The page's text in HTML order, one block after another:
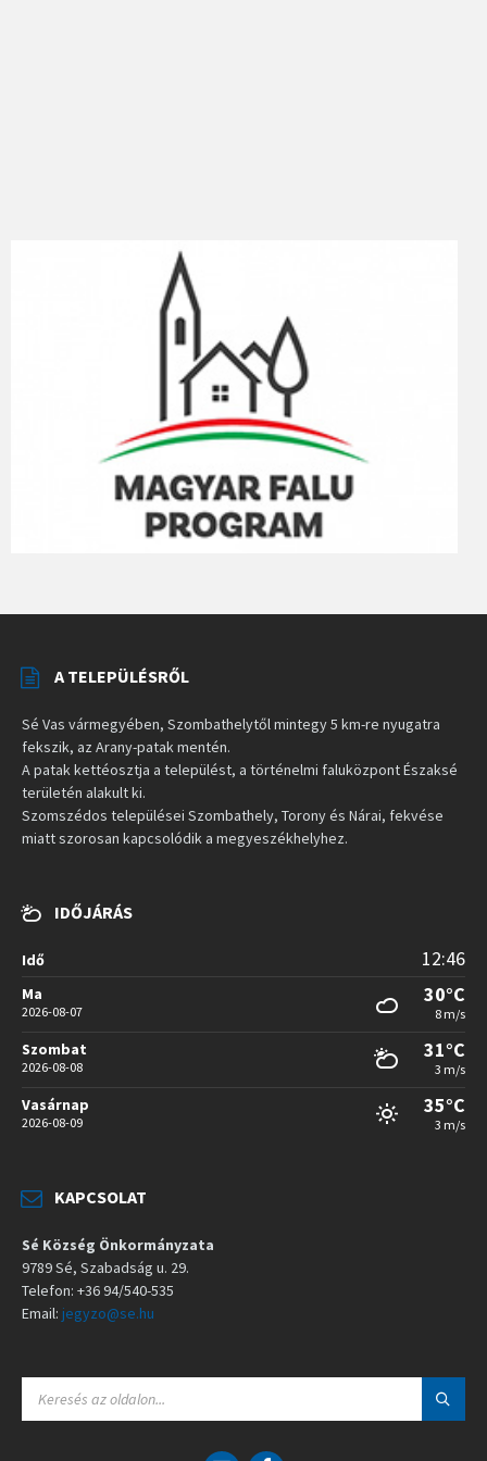
A TELEPÜLÉSRŐL
Sé Vas vármegyében, Szombathelytől mintegy 5 km-re nyugatra
fekszik, az Arany-patak mentén.
A patak kettéosztja a települést, a történelmi faluközpont Északsé
területén alakult ki.
Szomszédos települései Szombathely, Torony és Nárai, fekvése
miatt szorosan kapcsolódik a megyeszékhelyhez.
IDŐJÁRÁS
Idő 12:46
Ma
2026-08-07
30°C
8 m/s
Szombat
2026-08-08
31°C
3 m/s
Vasárnap
2026-08-09
35°C
3 m/s
KAPCSOLAT
Sé Község Önkormányzata
9789 Sé, Szabadság u. 29.
Telefon: +36 94/540-535
Email: jegyzo@se.hu
A